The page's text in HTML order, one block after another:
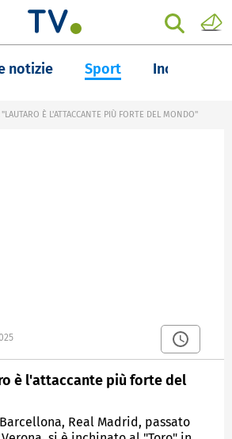
notizie Sport Inchieste
È L'ATTACCANTE PIÙ FORTE DEL MONDO"
è l'attaccante più forte del
Real Madrid, passato